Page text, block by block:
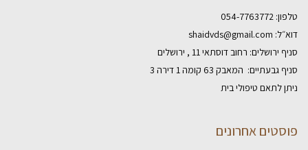
טלפון: 054-7763772
דוא״ל: shaidvds@gmail.com
סניף ירושלים: רחוב דוסתאי 11 , ירושלים
סניף גבעתיים: המאבק 63 קומה 1 דירה 3
ניתן לתאם טיפולי בית
פוסטים אחרונים